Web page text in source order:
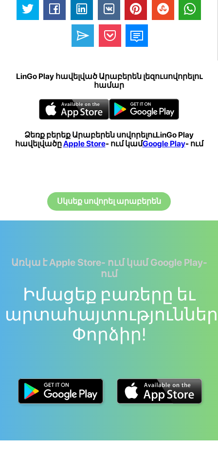
LinGo Play հավելված Արաբերեն լեզուսովորելու
համար
Ձեռք բերեք Արաբերեն սովորելուLinGo Play
հավելվածըApple Store- ում կամGoogle Play- ում
Սկսեք սովորել արաբերեն
Առկա է Apple Store- ում կամ Google Play-
ում
Իմացեք բառերը եւ
Փորձիր!